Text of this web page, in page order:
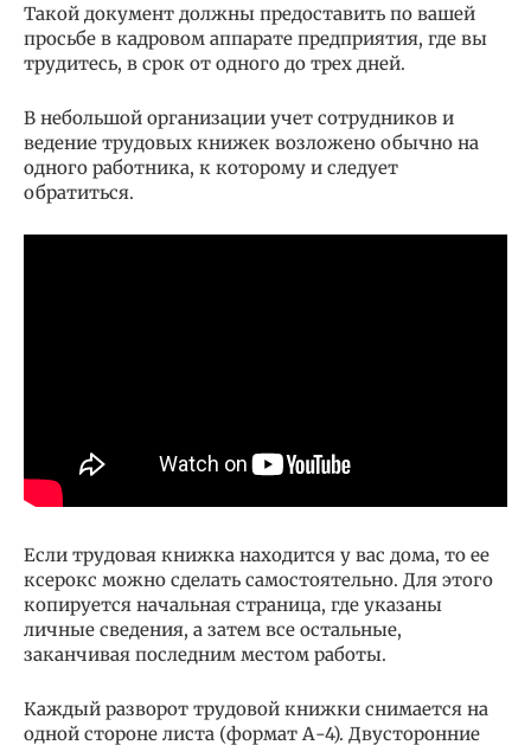
Такой документ должны предоставить по вашей
просьбе в кадровом аппарате предприятия, где вы
трудитесь, в срок от одного до трех дней.
В небольшой организации учет сотрудников и
ведение трудовых книжек возложено обычно на
одного работника, к которому и следует
обратиться.
Если трудовая книжка находится у вас дома, то ее
ксерокс можно сделать самостоятельно. Для этого
копируется начальная страница, где указаны
личные сведения, а затем все остальные,
заканчивая последним местом работы.
Каждый разворот трудовой книжки снимается на
одной стороне листа (формат А-4). Двусторонние